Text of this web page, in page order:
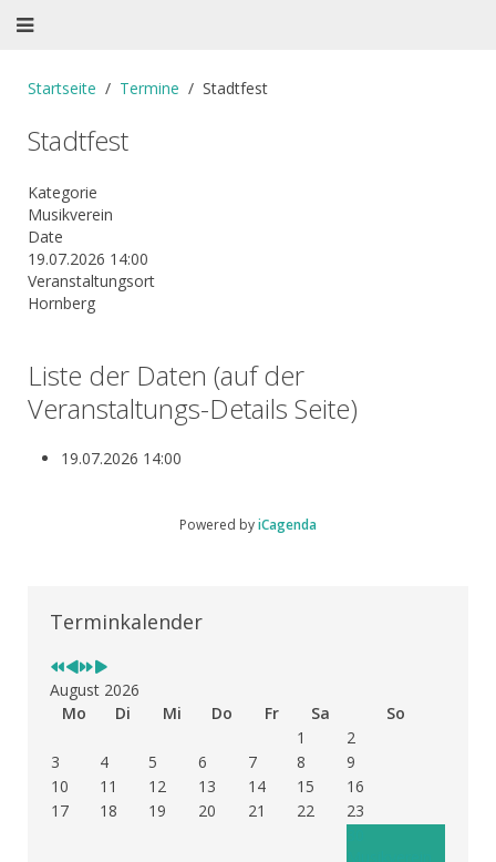
Startseite Termine Stadtfest
Stadtfest
Kategorie
Musikverein
Date
19.07.2026 14:00
Veranstaltungsort
Hornberg
Liste der Daten (auf der
Veranstaltungs-Details Seite)
19.07.2026 14:00
Powered byiCagenda
Terminkalender
August 2026
Mo
Di Mi Do Fr Sa
So
1
2
3
4 5 6 7 8
9
10
11 12 13 14 15
16
17
18 19 20 21 22 23